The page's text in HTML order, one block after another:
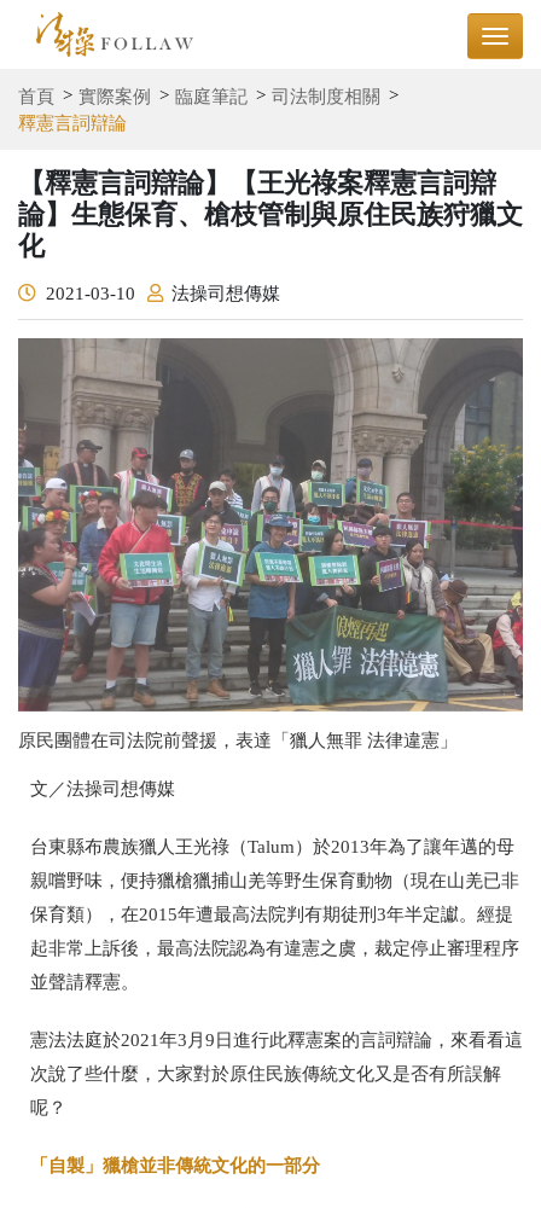
首頁 實際案例 臨庭筆記
司法制度相關
釋憲言詞辯論
【釋憲言詞辯論】【王光祿案釋憲言詞辯
論】生態保育、槍枝管制與原住民族狩獵文
化
2021-03-10 法操司想傳媒
原民團體在司法院前聲援，表達「獵人無罪 法律違憲」
文／法操司想傳媒
台東縣布農族獵人王光祿（Talum）於2013年為了讓年邁的母
親嚐野味，便持獵槍獵捕山羌等野生保育動物（現在山羌已非
保育類），在2015年遭最高法院判有期徒刑 3年半定讞。經提
起非常上訴後，最高法院認為有違憲之虞，裁定停止審理程序
並聲請釋憲。
憲法法庭於2021年3月 9 日進行此釋憲案的言詞辯論，來看看這
次說了些什麼，大家對於原住民族傳統文化又是否有所誤解
呢？
「自製」獵槍並非傳統文化的一部分